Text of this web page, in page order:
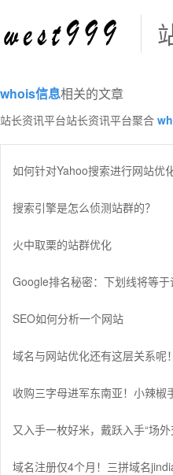
whois信息相关的文章
站长资讯平台站长资讯平台聚合
如何针对Yahoo搜索进行网站优
搜索引擎是怎么侦测站群的？
火中取栗的站群优化
Google排名秘密：下划线将等
SEO如何分析一个网站
域名与网站优化还有这层关系呢！
收购三字母进军东南亚！小辣椒
又入手一枚好米，戴跃入手“场
域名注册仅4个月！三拼域名